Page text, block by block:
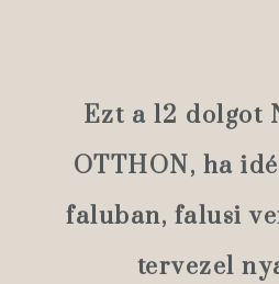
Ezt a 12 dolgot
OTTHON, ha
faluban, falusi
tervezel